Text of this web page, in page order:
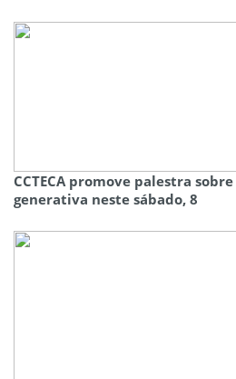
CCTECA promove palestra
generativa neste sábado, 8